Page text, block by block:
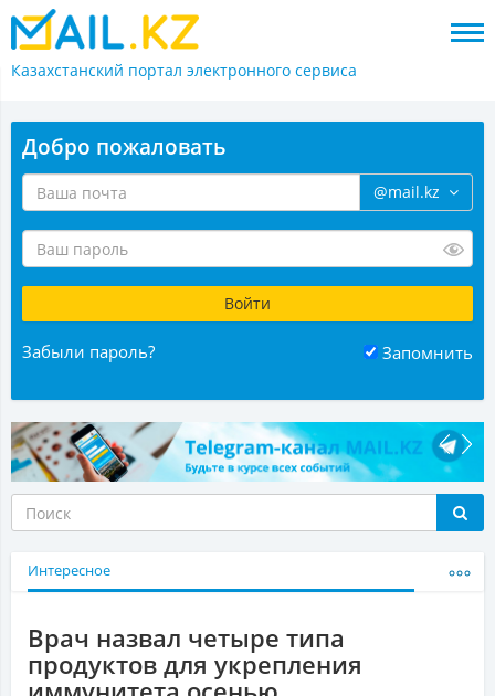
Казахстанский портал электронного сервиса
Добро пожаловать
@mail.kz
Забыли пароль? Запомнить
Интересное
Врач назвал четыре типа
продуктов для укрепления